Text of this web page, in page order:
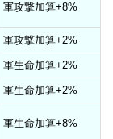
軍攻撃加算+8%
軍攻撃加算+2%
軍生命加算+2%
軍生命加算+2%
軍生命加算+8%